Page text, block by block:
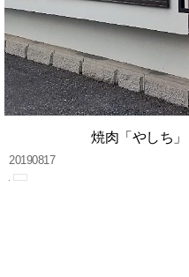
焼肉「やしち
20190817